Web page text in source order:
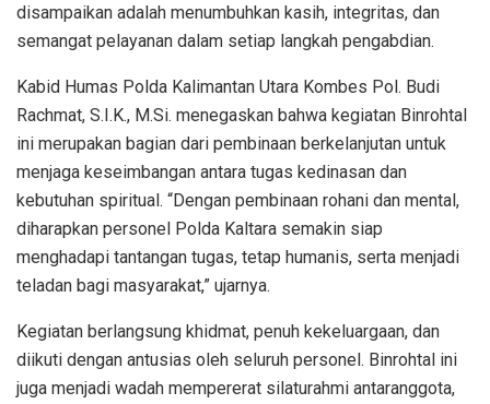
disampaikan adalah menumbuhkan kasih, integritas, dan
semangat pelayanan dalam setiap langkah pengabdian.
Kabid Humas Polda Kalimantan Utara Kombes Pol. Budi
Rachmat, S.I.K., M.Si. menegaskan bahwa kegiatan Binrohtal
ini merupakan bagian dari pembinaan berkelanjutan untuk
menjaga keseimbangan antara tugas kedinasan dan
kebutuhan spiritual. “Dengan pembinaan rohani dan mental,
diharapkan personel Polda Kaltara semakin siap
menghadapi tantangan tugas, tetap humanis, serta menjadi
teladan bagi masyarakat,” ujarnya.
Kegiatan berlangsung khidmat, penuh kekeluargaan, dan
diikuti dengan antusias oleh seluruh personel. Binrohtal ini
juga menjadi wadah mempererat silaturahmi antaranggota,